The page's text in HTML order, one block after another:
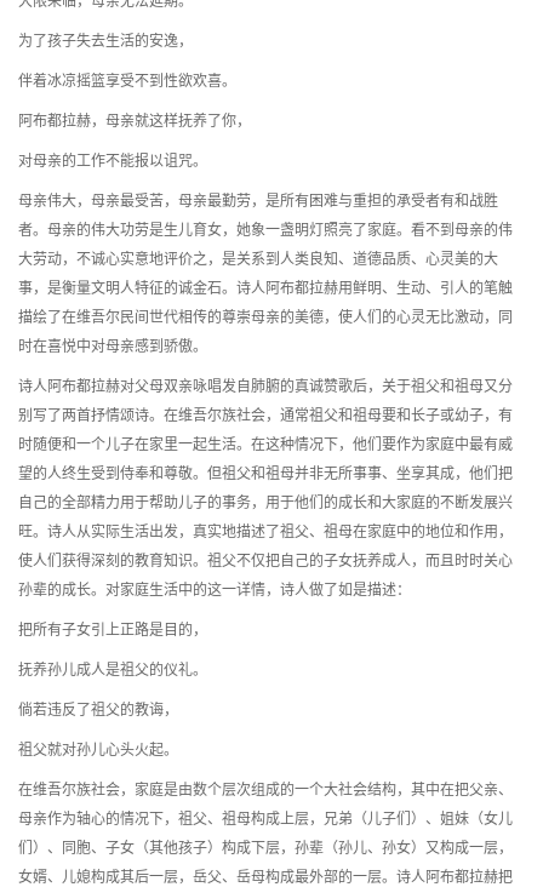
为了孩子失去生活的安逸，
伴着冰凉摇篮享受不到性欲欢喜。
阿布都拉赫，母亲就这样抚养了你，
对母亲的工作不能报以诅咒。
母亲伟大，母亲最受苦，母亲最勤劳，是所有困难与重担的承受者有和战胜
者。母亲的伟大功劳是生儿育女，她象一盏明灯照亮了家庭。看不到母亲的伟
大劳动，不诚心实意地评价之，是关系到人类良知、道德品质、心灵美的大
事，是衡量文明人特征的诚金石。诗人阿布都拉赫用鲜明、生动、引人的笔触
描绘了在维吾尔民间世代相传的尊崇母亲的美德，使人们的心灵无比激动，同
时在喜悦中对母亲感到骄傲。
诗人阿布都拉赫对父母双亲咏唱发自肺腑的真诚赞歌后，关于祖父和祖母又分
别写了两首抒情颂诗。在维吾尔族社会，通常祖父和祖母要和长子或幼子，有
时随便和一个儿子在家里一起生活。在这种情况下，他们要作为家庭中最有威
望的人终生受到侍奉和尊敬。但祖父和祖母并非无所事事、坐享其成，他们把
自己的全部精力用于帮助儿子的事务，用于他们的成长和大家庭的不断发展兴
旺。诗人从实际生活出发，真实地描述了祖父、祖母在家庭中的地位和作用，
使人们获得深刻的教育知识。祖父不仅把自己的子女抚养成人，而且时时关心
孙辈的成长。对家庭生活中的这一详情，诗人做了如是描述：
把所有子女引上正路是目的，
抚养孙儿成人是祖父的仪礼。
倘若违反了祖父的教诲，
祖父就对孙儿心头火起。
在维吾尔族社会，家庭是由数个层次组成的一个大社会结构，其中在把父亲、
母亲作为轴心的情况下，祖父、祖母构成上层，兄弟（儿子们）、姐妹（女儿
们）、同胞、子女（其他孩子）构成下层，孙辈（孙儿、孙女）又构成一层，
女婿、儿媳构成其后一层，岳父、岳母构成最外部的一层。诗人阿布都拉赫把